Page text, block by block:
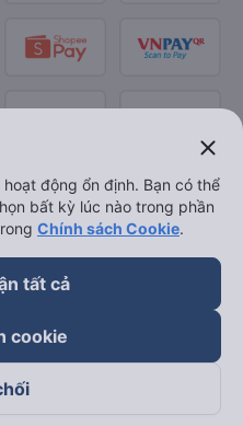
close
động ổn định. Bạn có thể
bất kỳ lúc nào trong phần
Chính sách Cookie.
tất cả
cookie